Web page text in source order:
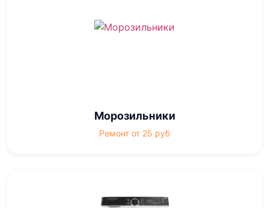
Морозильники
Ремонт от 25 руб